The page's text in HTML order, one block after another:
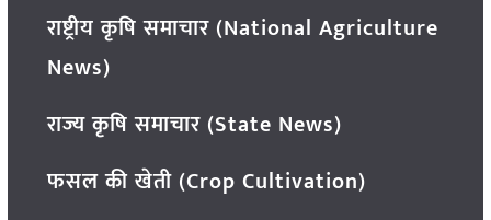
राष्ट्रीय कृषि समाचार (National Agriculture
News)
राज्य कृषि समाचार (State News)
फसल की खेती (Crop Cultivation)